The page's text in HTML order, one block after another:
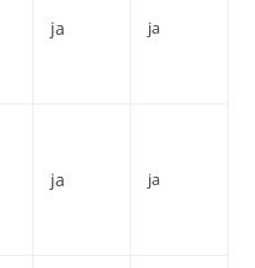
ja ja
ja ja